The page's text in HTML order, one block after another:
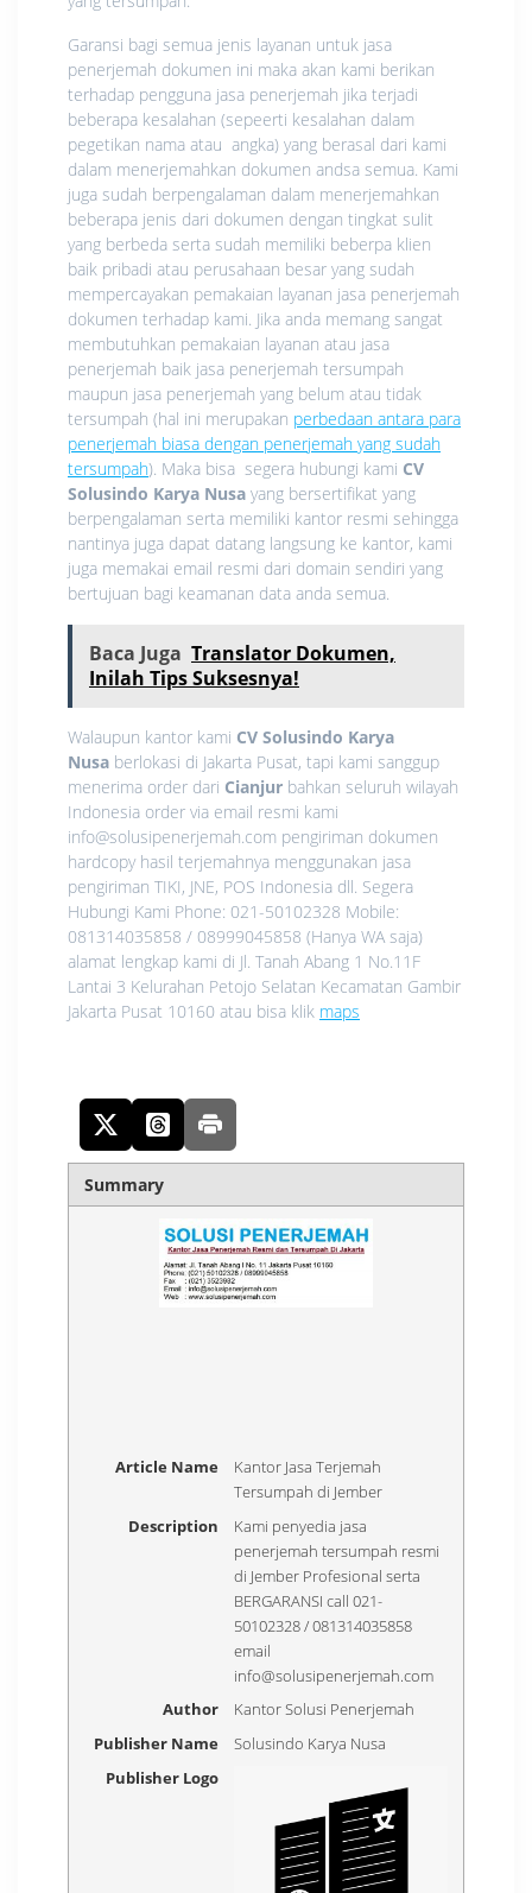
Garansi bagi semua jenis layanan untuk jasa
penerjemah dokumen ini maka akan kami berikan
terhadap pengguna jasa penerjemah jika terjadi
beberapa kesalahan (sepeerti kesalahan dalam
pegetikan nama atau angka) yang berasal dari kami
dalam menerjemahkan dokumen andsa semua. Kami
juga sudah berpengalaman dalam menerjemahkan
beberapa jenis dari dokumen dengan tingkat sulit
yang berbeda serta sudah memiliki beberpa klien
baik pribadi atau perusahaan besar yang sudah
mempercayakan pemakaian layanan jasa penerjemah
dokumen terhadap kami. Jika anda memang sangat
membutuhkan pemakaian layanan atau jasa
penerjemah baik jasa penerjemah tersumpah
maupun jasa penerjemah yang belum atau tidak
tersumpah (hal ini merupakan perbedaan antara para
penerjemah biasa dengan penerjemah yang sudah
tersumpah). Maka bisa segera hubungi kami CV
Solusindo Karya Nusa yang bersertifikat yang
berpengalaman serta memiliki kantor resmi sehingga
nantinya juga dapat datang langsung ke kantor, kami
juga memakai email resmi dari domain sendiri yang
bertujuan bagi keamanan data anda semua.
Baca Juga Translator Dokumen,
Inilah Tips Suksesnya!
Walaupun kantor kami CV Solusindo Karya
Nusa berlokasi di Jakarta Pusat, tapi kami sanggup
menerima order dari Cianjur bahkan seluruh wilayah
Indonesia order via email resmi kami
info@solusipenerjemah.com pengiriman dokumen
hardcopy hasil terjemahnya menggunakan jasa
pengiriman TIKI, JNE, POS Indonesia dll. Segera
Hubungi Kami Phone: 021-50102328 Mobile:
081314035858 / 08999045858 (Hanya WA saja)
alamat lengkap kami di Jl. Tanah Abang 1 No.11F
Lantai 3 Kelurahan Petojo Selatan Kecamatan Gambir
Jakarta Pusat 10160 atau bisa klik maps
Summary
Article Name
Kantor Jasa Terjemah
Tersumpah di Jember
Description
Kami penyedia jasa
penerjemah tersumpah resmi
di Jember Profesional serta
BERGARANSI call 021-
50102328 / 081314035858
email
info@solusipenerjemah.com
Author
Kantor Solusi Penerjemah
Publisher Name
Solusindo Karya Nusa
Publisher Logo